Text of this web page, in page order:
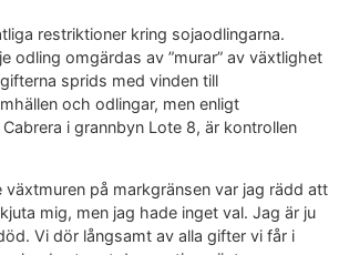
restriktioner kring sojaodlingarna.
odling omgärdas av ”murar” av växtlighet
sprids med vinden till
och odlingar, men enligt
i grannbyn Lote 8, är kontrollen
växtmuren på markgränsen var jag rädd att
mig, men jag hade inget val. Jag är ju
Vi dör långsamt av alla gifter vi får i